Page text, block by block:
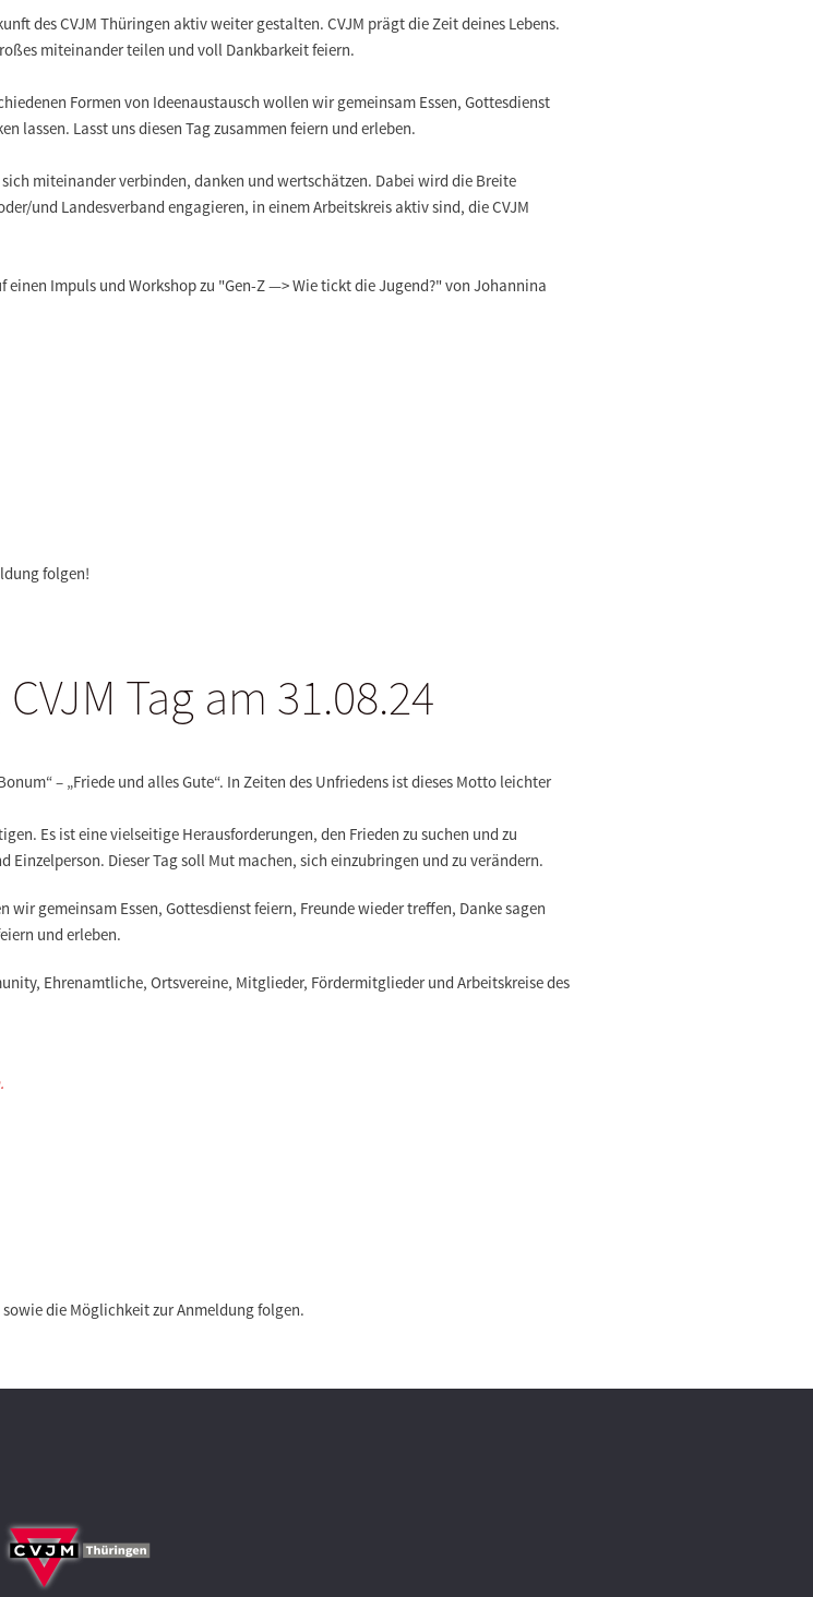
des CVJM Thüringen aktiv weiter gestalten. CVJM prägt die Zeit deines Lebens.
miteinander teilen und voll Dankbarkeit feiern.
Formen von Ideenaustausch wollen wir gemeinsam Essen, Gottesdienst
lassen. Lasst uns diesen Tag zusammen feiern und erleben.
miteinander verbinden, danken und wertschätzen. Dabei wird die Breite
und Landesverband engagieren, in einem Arbeitskreis aktiv sind, die CVJM
Impuls und Workshop zu "Gen-Z —> Wie tickt die Jugend?" von Johannina
folgen!
Tag am 31.08.24
– „Friede und alles Gute“. In Zeiten des Unfriedens ist dieses Motto leichter
Es ist eine vielseitige Herausforderungen, den Frieden zu suchen und zu
Einzelperson. Dieser Tag soll Mut machen, sich einzubringen und zu verändern.
gemeinsam Essen, Gottesdienst feiern, Freunde wieder treffen, Danke sagen
und erleben.
Ehrenamtliche, Ortsvereine, Mitglieder, Fördermitglieder und Arbeitskreise des
die Möglichkeit zur Anmeldung folgen.